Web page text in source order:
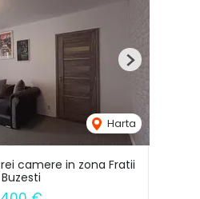
Harta
Next
camere in zona Fratii
Buzesti